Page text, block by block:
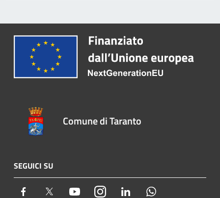
Comune di Taranto
SEGUICI SU
Facebook Twitter YoutubeInstagram LinkedIn